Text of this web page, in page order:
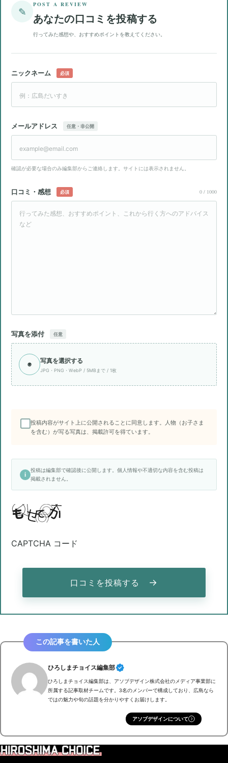
✎
POST A REVIEW
あなたの口コミを投稿する
行ってみた感想や、おすすめポイントを教えてください。
ニックネーム 必須
メールアドレス 任意・非公開
確認が必要な場合のみ編集部からご連絡します。サイトには表示されません。
口コミ・感想 必須 0 / 1000
写真を添付 任意
◉ 写真を選択する
JPG・PNG・WebP / 5MBまで / 1枚
投稿内容がサイト上に公開されることに同意します。人物（お子さま
を含む）が写る写真は、掲載許可を得ています。
i
投稿は編集部で確認後に公開します。個人情報や不適切な内容を含む投稿は
掲載されません。
CAPTCHA コード
口コミを投稿する →
この記事を書いた人
ひろしまチョイス編集部
ひろしまチョイス編集部は、アソブデザイン株式会社のメディア事業部に
所属する記事取材チームです。3名のメンバーで構成しており、広島なら
ではの魅力や旬の話題を分かりやすくお届けします。
アソブデザインについて